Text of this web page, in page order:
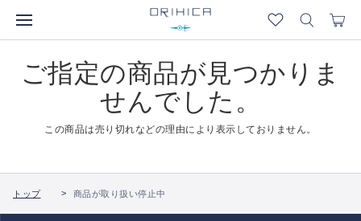
ご指定の商品が見つかりま
せんでした。
この商品は売り切れなどの理由により表示しておりません。
トップ 商品が取り扱い停止中